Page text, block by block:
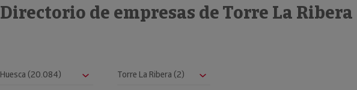
Directorio de empresas de Torre La Ribera